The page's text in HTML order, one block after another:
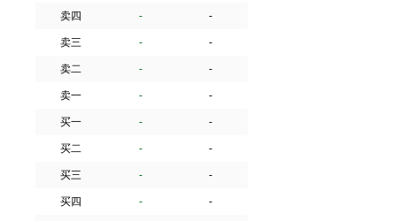
卖四 - -
卖三 - -
卖二 - -
卖一 - -
买一 - -
买二 - -
买三 - -
买四 - -